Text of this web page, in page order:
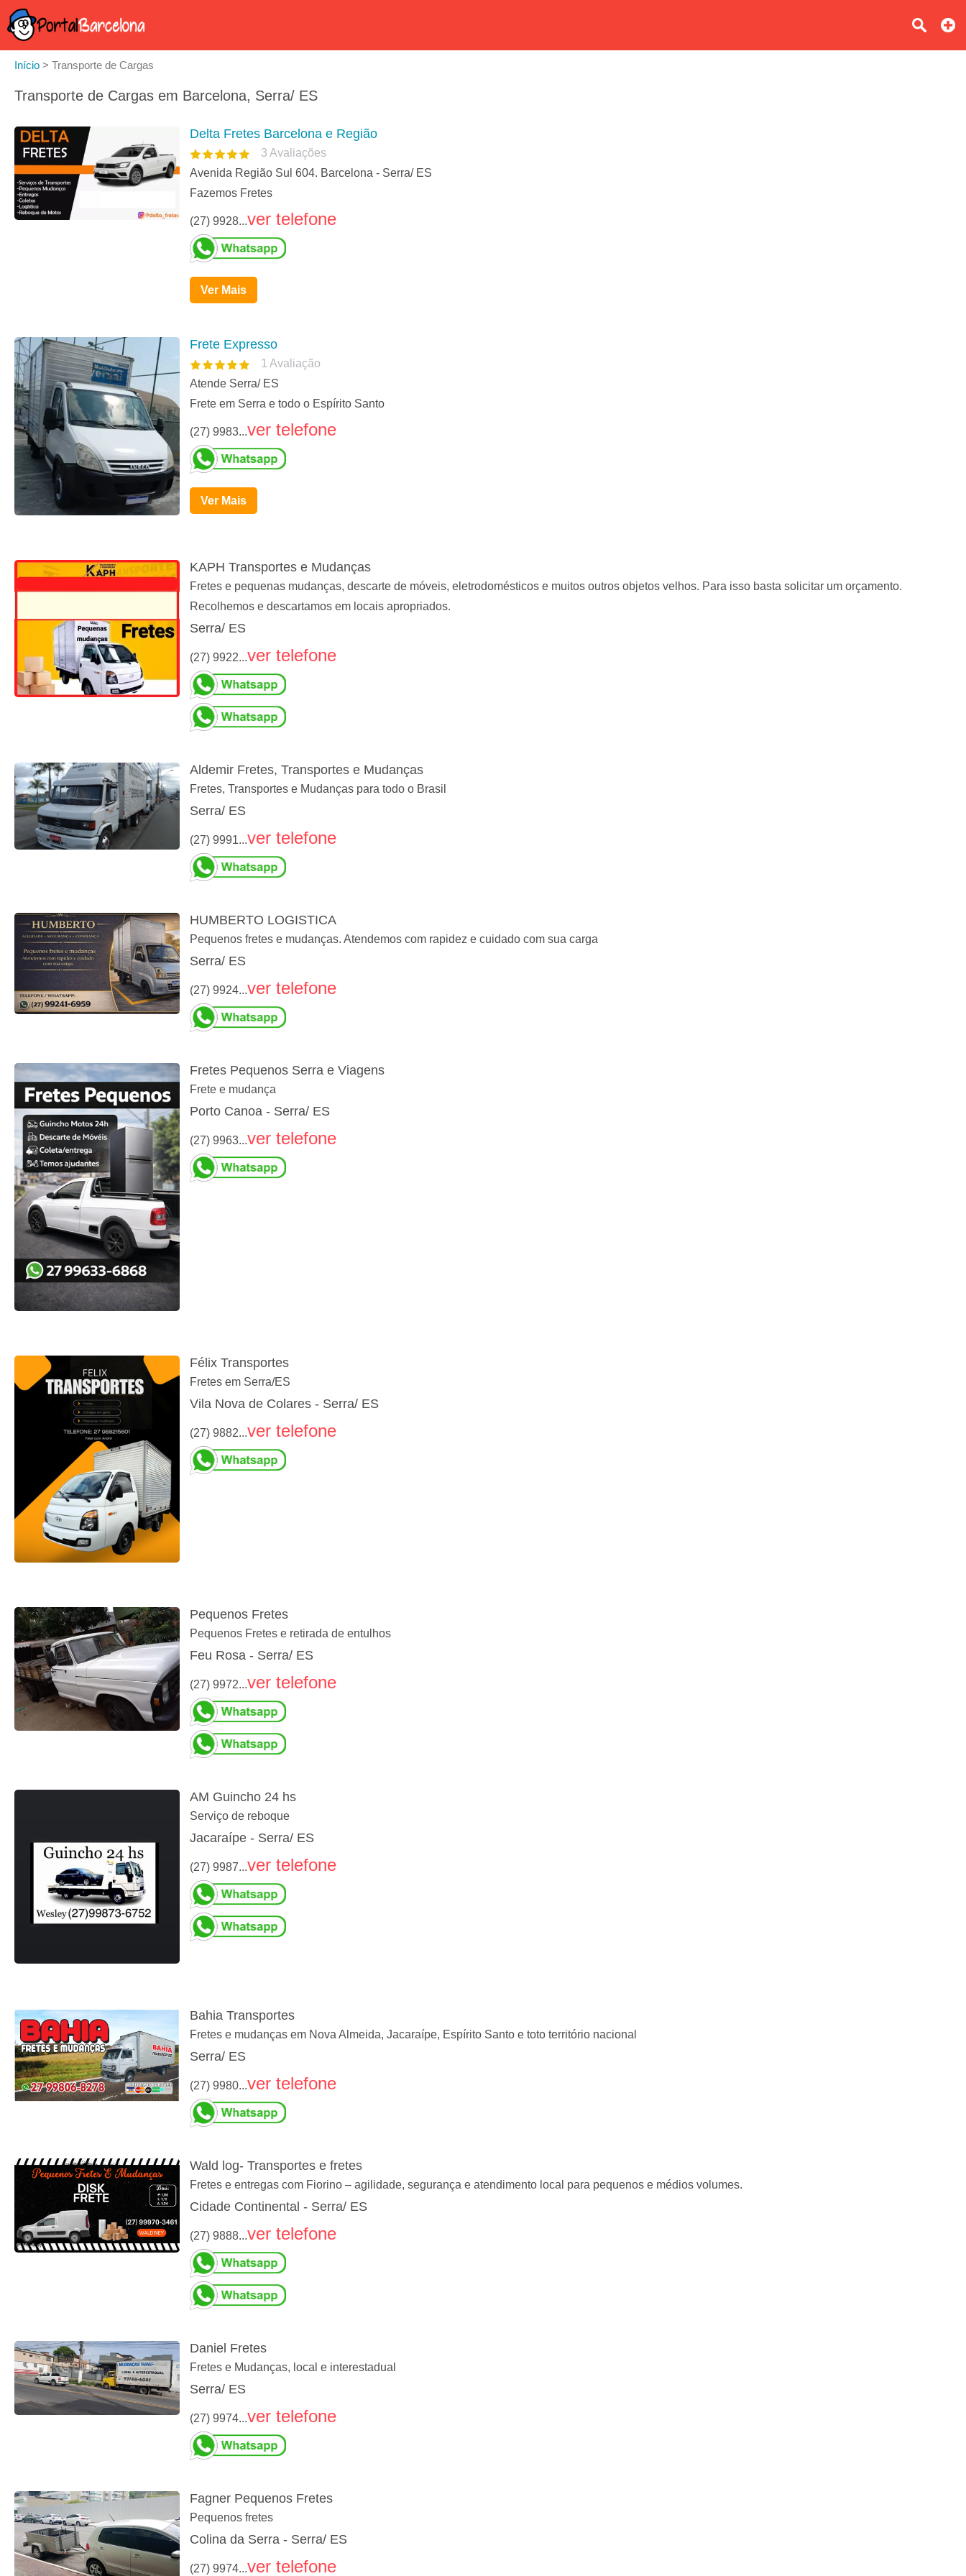
Início > Transporte de Cargas
Transporte de Cargas em Barcelona, Serra/ ES
Delta Fretes Barcelona e Região
3 Avaliações
Avenida Região Sul 604. Barcelona - Serra/ ES
Fazemos Fretes
(27) 9928...ver telefone
Ver Mais
Frete Expresso
1 Avaliação
Atende Serra/ ES
Frete em Serra e todo o Espírito Santo
(27) 9983...ver telefone
Ver Mais
KAPH Transportes e Mudanças
Fretes e pequenas mudanças, descarte de móveis, eletrodomésticos e muitos outros objetos velhos. Para isso basta solicitar um orçamento.
Recolhemos e descartamos em locais apropriados.
Serra/ ES
(27) 9922...ver telefone
Aldemir Fretes, Transportes e Mudanças
Fretes, Transportes e Mudanças para todo o Brasil
Serra/ ES
(27) 9991...ver telefone
HUMBERTO LOGISTICA
Pequenos fretes e mudanças. Atendemos com rapidez e cuidado com sua carga
Serra/ ES
(27) 9924...ver telefone
Fretes Pequenos Serra e Viagens
Frete e mudança
Porto Canoa - Serra/ ES
(27) 9963...ver telefone
Félix Transportes
Fretes em Serra/ES
Vila Nova de Colares - Serra/ ES
(27) 9882...ver telefone
Pequenos Fretes
Pequenos Fretes e retirada de entulhos
Feu Rosa - Serra/ ES
(27) 9972...ver telefone
AM Guincho 24 hs
Serviço de reboque
Jacaraípe - Serra/ ES
(27) 9987...ver telefone
Bahia Transportes
Fretes e mudanças em Nova Almeida, Jacaraípe, Espírito Santo e toto território nacional
Serra/ ES
(27) 9980...ver telefone
Wald log- Transportes e fretes
Fretes e entregas com Fiorino – agilidade, segurança e atendimento local para pequenos e médios volumes.
Cidade Continental - Serra/ ES
(27) 9888...ver telefone
Daniel Fretes
Fretes e Mudanças, local e interestadual
Serra/ ES
(27) 9974...ver telefone
Fagner Pequenos Fretes
Pequenos fretes
Colina da Serra - Serra/ ES
(27) 9974...ver telefone